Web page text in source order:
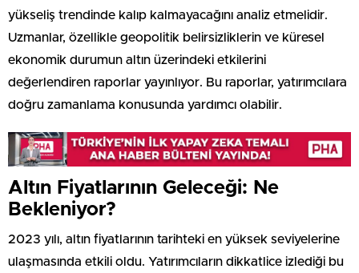
yükseliş trendinde kalıp kalmayacağını analiz etmelidir.
Uzmanlar, özellikle geopolitik belirsizliklerin ve küresel
ekonomik durumun altın üzerindeki etkilerini
değerlendiren raporlar yayınlıyor. Bu raporlar, yatırımcılara
doğru zamanlama konusunda yardımcı olabilir.
Altın Fiyatlarının Geleceği: Ne
Bekleniyor?
2023 yılı, altın fiyatlarının tarihteki en yüksek seviyelerine
ulaşmasında etkili oldu. Yatırımcıların dikkatlice izlediği bu